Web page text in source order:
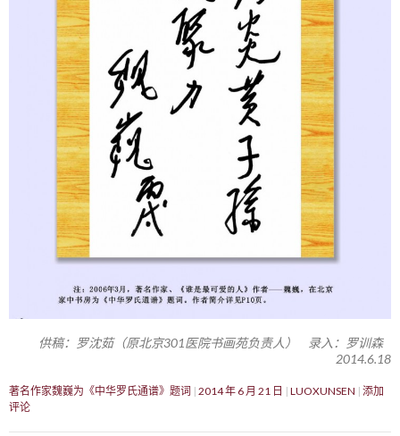
供稿：罗沈茹（原北京301医院书画苑负责人） 录入：罗训森
2014.6.18
著名作家魏巍为《中华罗氏通谱》题词 2014 年 6 月 21 日 LUOXUNSEN 添加
评论